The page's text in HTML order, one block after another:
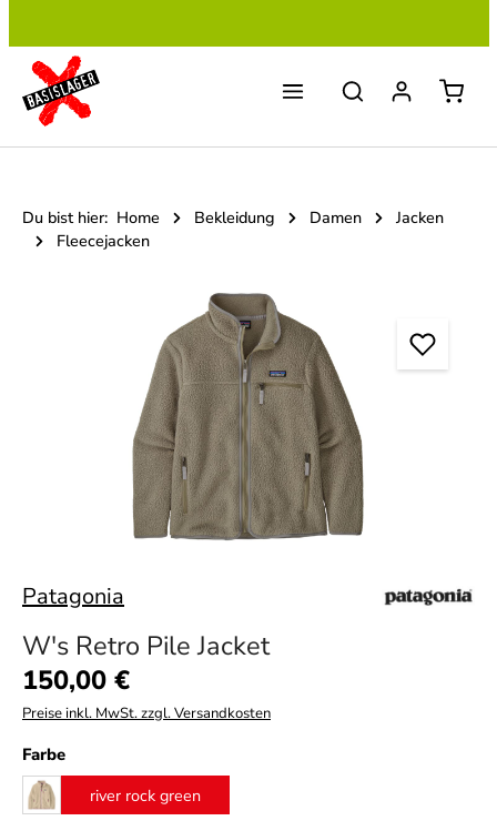
Du bist hier: Home Bekleidung Damen
Jacken
Fleecejacken
Bildergalerie überspringen
Patagonia
W's Retro Pile Jacket
Regulärer Preis:
150,00 €
Preise inkl. MwSt. zzgl. Versandkosten
Farbeauswählen
dark natural
river rock green